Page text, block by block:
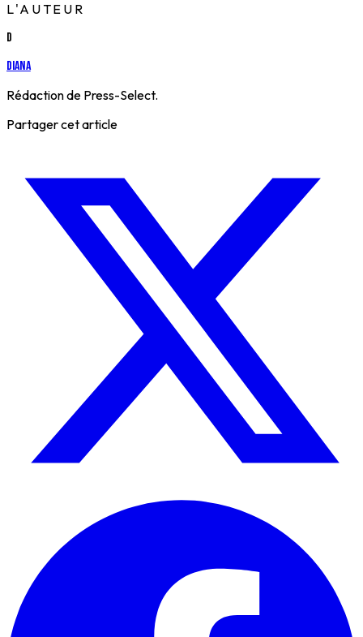
L'AUTEUR
D
Diana
Rédaction de Press-Select.
Partager cet article